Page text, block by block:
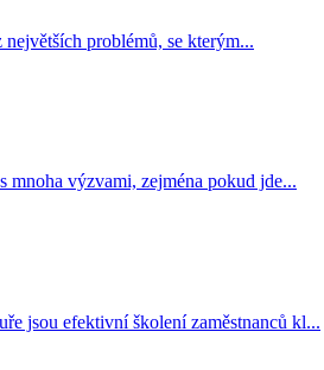
problémů, se kterým...
výzvami, zejména pokud jde...
jsou efektivní školení zaměstnanců kl...